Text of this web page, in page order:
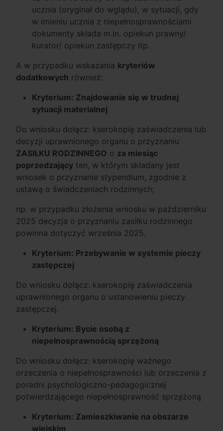
ucznia (oryginał do wglądu), w sytuacji, gdy
w imieniu ucznia z niepełnosprawnościami
dokumenty składa m.in. opiekun prawny/
kurator/ opiekun zastępczy itp.
A w przypadku wskazania kryteriów
dodatkowych również:
Kryterium: Znajdowanie się w trudnej
sytuacji materialnej
Do wniosku dołącz: kserokopię zaświadczenia lub
decyzji uprawnionego organu o przyznaniu
ZASIŁKU RODZINNEGO o za miesiąc
poprzedzający ten, w którym składany jest
wniosek o przyznanie stypendium, zgodnie z
ustawą o świadczeniach rodzinnych;
np. w przypadku złożenia wniosku w październiku
2025 decyzja o przyznaniu zasiłku rodzinnego
powinna dotyczyć września 2025.
Kryterium: Przebywanie w systemie pieczy
zastępczej
Do wniosku dołącz: kserokopię zaświadczenia
uprawnionego organu o ustanowieniu pieczy
zastępczej.
Kryterium: Bycie osobą z
niepełnosprawnością sprzężoną
Do wniosku dołącz: kserokopię ważnego
orzeczenia o niepełnosprawności lub orzeczenia z
poradni psychologiczno-pedagogicznej
potwierdzającego niepełnosprawność sprzężoną
Kryterium: Zamieszkiwanie na obszarze
wiejskim